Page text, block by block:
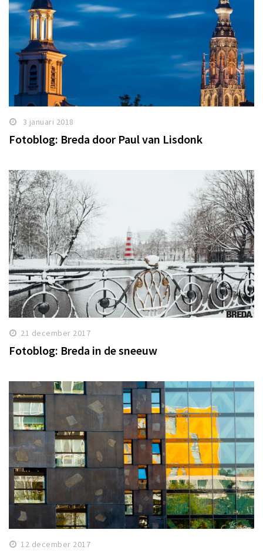
3 januari 2018
Fotoblog: Breda door Paul van Lisdonk
21 december 2017
Fotoblog: Breda in de sneeuw
12 december 2017